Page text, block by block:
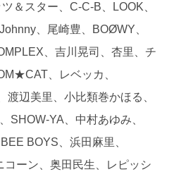
＆スター、C-C-B、LOOK、
、尾崎豊、BOØWY、
、吉川晃司、杏里、チ
、レベッカ、
渡辺美里、小比類巻かほる、
SHOW-YA、中村あゆみ、
BOYS、浜田麻里、
ーン、奥田民生、レピッシ